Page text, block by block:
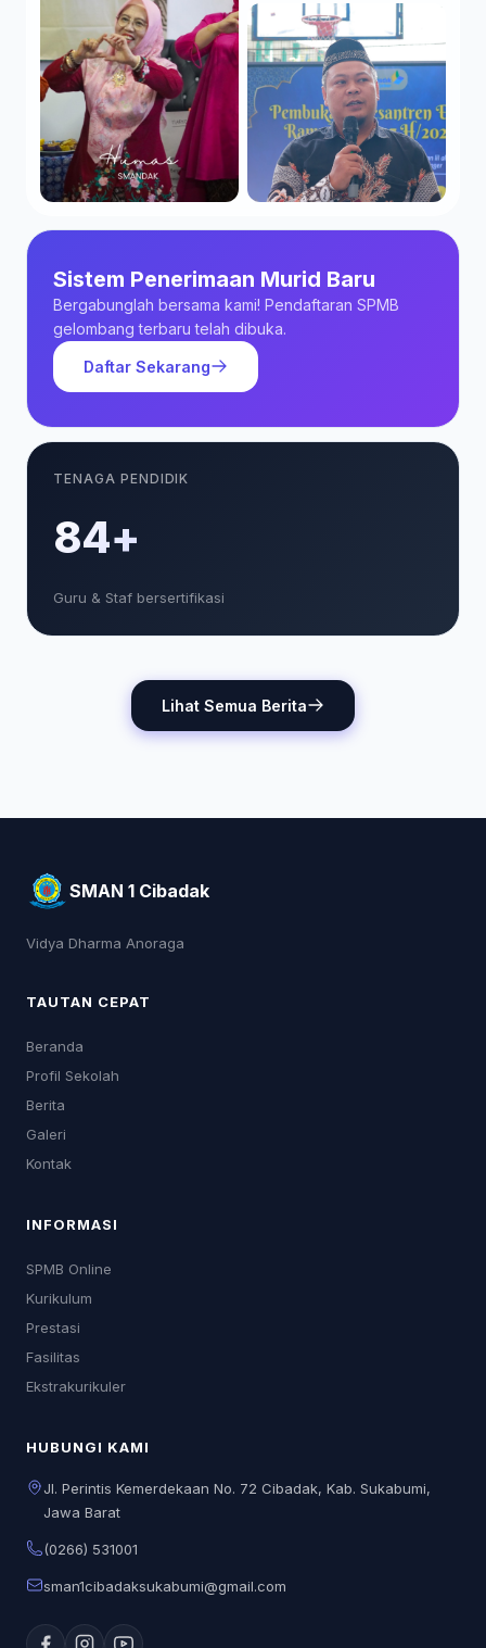
Sistem Penerimaan Murid Baru
Bergabunglah bersama kami! Pendaftaran SPMB
gelombang terbaru telah dibuka.
Daftar Sekarang
TENAGA PENDIDIK
85+
Guru & Staf bersertifikasi
Lihat Semua Berita
SMAN 1 Cibadak
Vidya Dharma Anoraga
TAUTAN CEPAT
Beranda
Profil Sekolah
Berita
Galeri
Kontak
INFORMASI
SPMB Online
Kurikulum
Prestasi
Fasilitas
Ekstrakurikuler
HUBUNGI KAMI
Jl. Perintis Kemerdekaan No. 72 Cibadak, Kab. Sukabumi,
Jawa Barat
(0266) 531001
sman1cibadaksukabumi@gmail.com